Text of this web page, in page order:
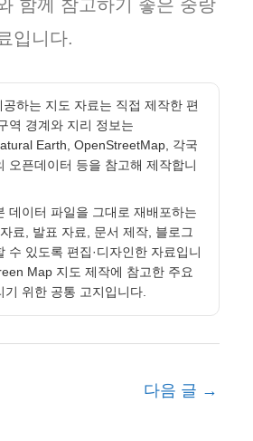
함께 참고하기 좋은 중랑
입니다.
하는 지도 자료는 직접 제작한 편
역 경계와 지리 정보는
Earth, OpenStreetMap, 각국
오픈데이터 등을 참고해 제작합니
데이터 파일을 그대로 재배포하는
료, 발표 자료, 문서 제작, 블로그
수 있도록 편집·디자인한 자료입니
Map 지도 제작에 참고한 주요
기 위한 공통 고지입니다.
다음 글 →